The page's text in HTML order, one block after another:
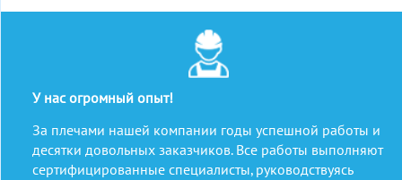
У нас огромный опыт!
За плечами нашей компании годы успешной работы и
десятки довольных заказчиков. Все работы выполняют
сертифицированные специалисты, руководствуясь